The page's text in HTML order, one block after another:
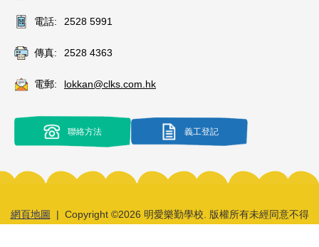
電話: 2528 5991
傳真: 2528 4363
電郵: lokkan@clks.com.hk
聯絡方法 義工登記
網頁地圖 | Copyright ©2026 明愛樂勤學校. 版權所有未經同意不得